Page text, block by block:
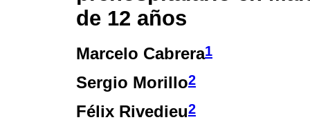
de 12 años
Marcelo Cabrera1
Sergio Morillo2
Félix Rivedieu2